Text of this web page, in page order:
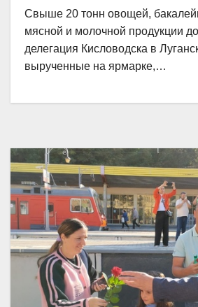
Свыше 20 тонн овощей,
мясной и молочной продукции
делегация Кисловодска в
вырученные на ярмарке,…